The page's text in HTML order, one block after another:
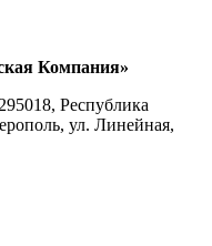
Компания»
Республика
ул. Линейная,